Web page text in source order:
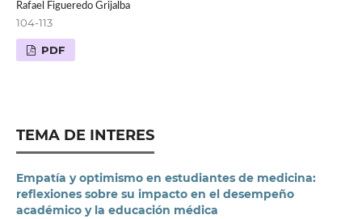
Rafael Figueredo Grijalba
104-113
PDF
TEMA DE INTERES
Empatía y optimismo en estudiantes de medicina:
reflexiones sobre su impacto en el desempeño
académico y la educación médica